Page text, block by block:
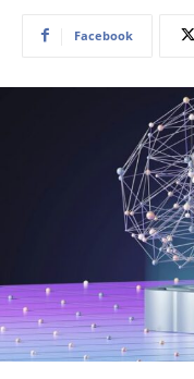
Facebook